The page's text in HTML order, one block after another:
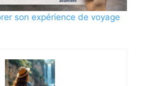
son expérience de voyage